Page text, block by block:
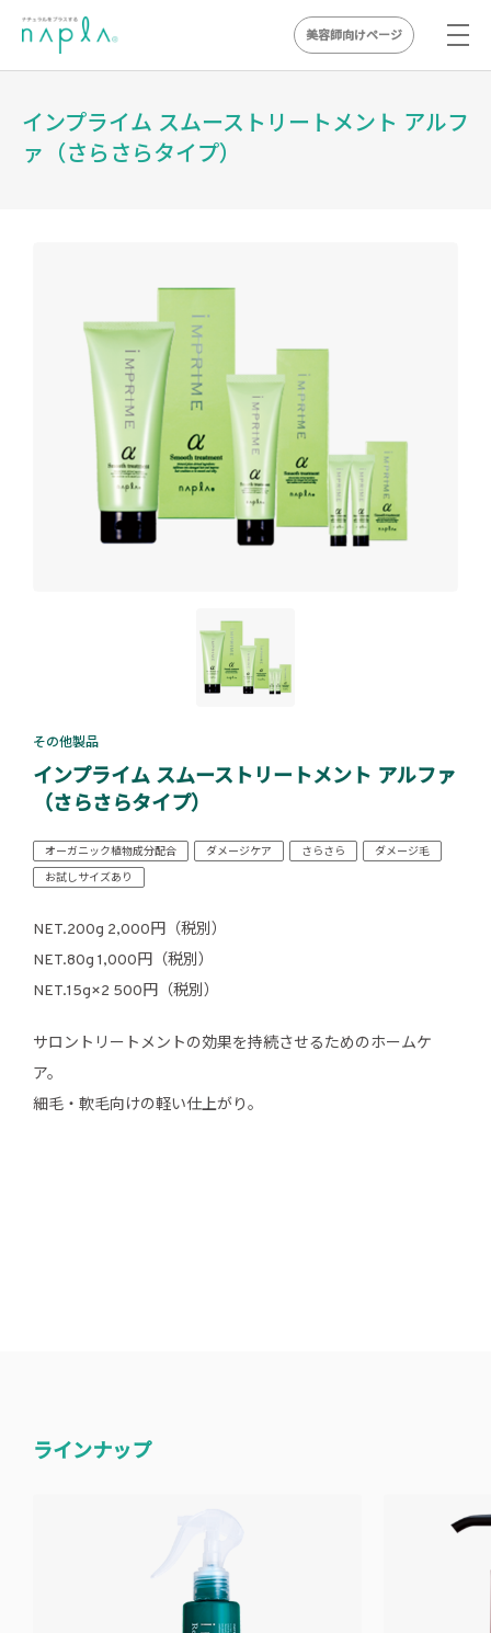
content
美容師向けページ
インプライム スムーストリートメント アルフ
ァ（さらさらタイプ）
その他製品
インプライム スムーストリートメント アルファ
（さらさらタイプ）
オーガニック植物成分配合 ダメージケア さらさら
ダメージ毛
お試しサイズあり
NET.200g 2,000円（税別）
NET.80g 1,000円（税別）
NET.15g×2 500円（税別）
サロントリートメントの効果を持続させるためのホームケ
ア。
細毛・軟毛向けの軽い仕上がり。
ラインナップ